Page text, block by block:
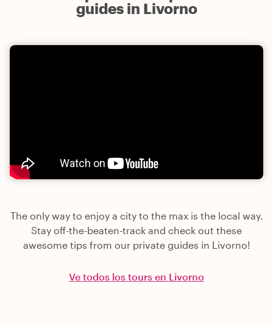
guides in Livorno
The only way to enjoy a city to the max is the local way.
Stay off-the-beaten-track and check out these
awesome tips from our private guides in Livorno!
Ve todos los tours en Livorno